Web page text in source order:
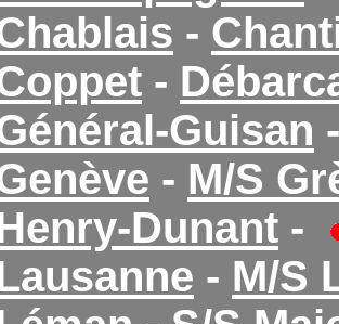
-
-
Guisan
- M/S
Dunant -
- M/S